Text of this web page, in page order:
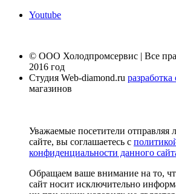
Youtube
© ООО Холодпромсервис | Все
2016 год
Студия Web-diamond.ru разработка
магазинов
Уважаемые посетители
сайте, вы соглашаетесь с
конфиденциальности данного
Обращаем ваше внимание на то,
сайт носит исключительно